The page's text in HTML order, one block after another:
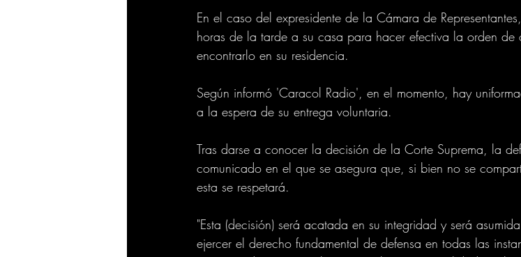
En el caso del expresidente de la Cámara de
horas de la tarde a su casa para hacer efectiva la orden
encontrarlo en su residencia.
Según informó 'Caracol Radio', en el momento, hay
a la espera de su entrega voluntaria.
Tras darse a conocer la decisión de la Corte Suprema, la
comunicado en el que se asegura que, si bien no se
esta se respetará.
"Esta (decisión) será acatada en su integridad y será
ejercer el derecho fundamental de defensa en todas las